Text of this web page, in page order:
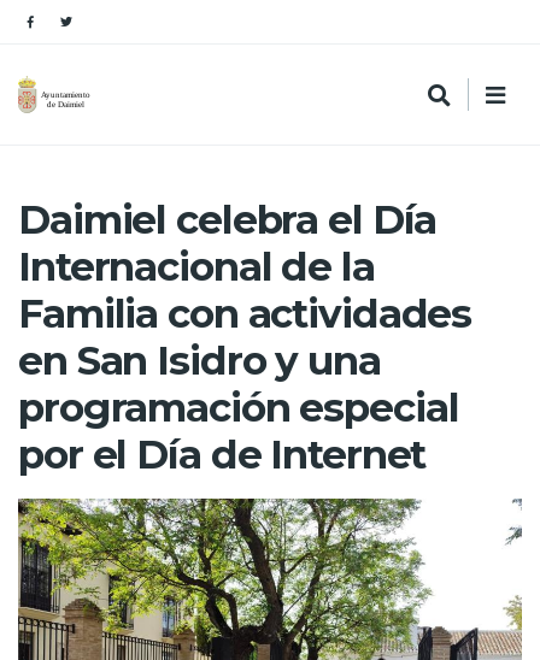
Daimiel celebra el Día
Internacional de la
Familia con actividades
en San Isidro y una
programación especial
por el Día de Internet